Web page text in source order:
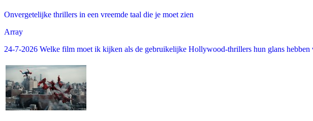
Onvergetelijke thrillers in een vreemde taal die je moet zien
Array
24-7-2026 Welke film moet ik kijken als de gebruikelijke Hollywood-thrillers hun glans